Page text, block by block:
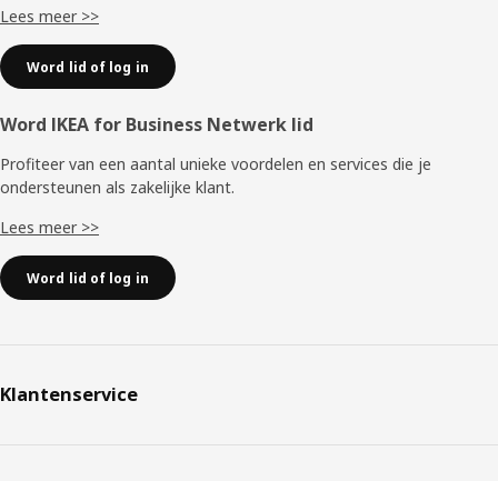
Lees meer >>
Word lid of log in
Word IKEA for Business Netwerk lid
Profiteer van een aantal unieke voordelen en services die je
ondersteunen als zakelijke klant.
Lees meer >>
Word lid of log in
Klantenservice